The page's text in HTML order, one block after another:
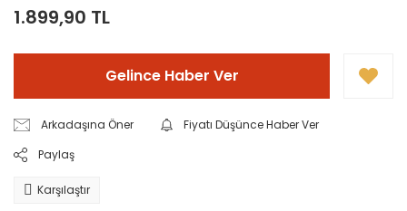
1.899,90 TL
Gelince Haber Ver
Arkadaşına Öner
Fiyatı Düşünce Haber Ver
Paylaş
Karşılaştır